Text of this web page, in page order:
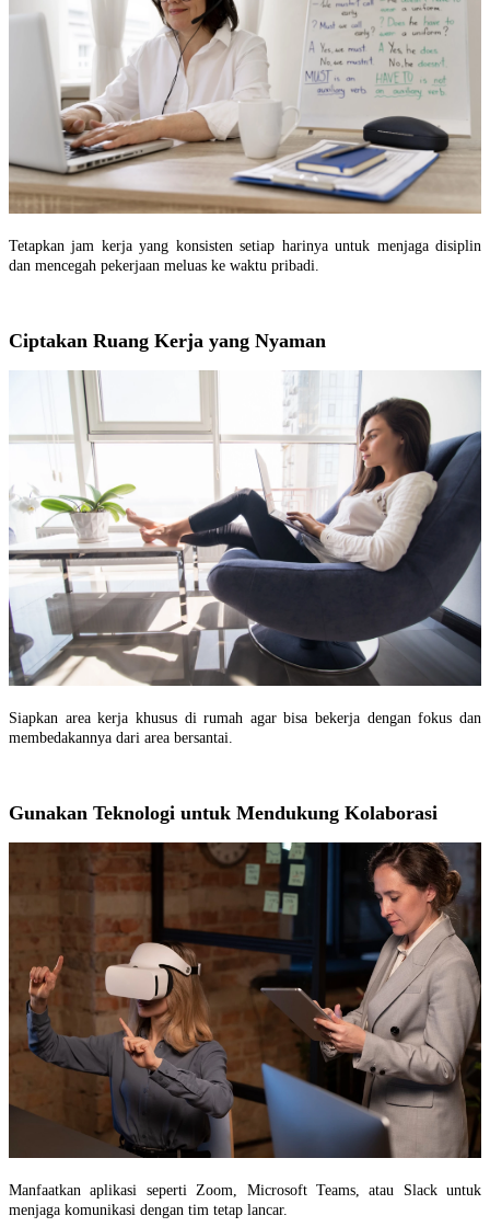
Tetapkan jam kerja yang konsisten setiap harinya untuk menjaga disiplin
dan mencegah pekerjaan meluas ke waktu pribadi.
Ciptakan Ruang Kerja yang Nyaman
Siapkan area kerja khusus di rumah agar bisa bekerja dengan fokus dan
membedakannya dari area bersantai.
Gunakan Teknologi untuk Mendukung Kolaborasi
Manfaatkan aplikasi seperti Zoom, Microsoft Teams, atau Slack untuk
menjaga komunikasi dengan tim tetap lancar.